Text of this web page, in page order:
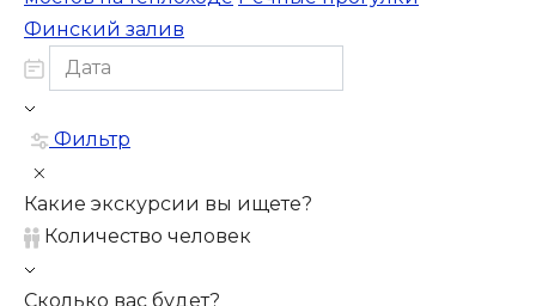
Финский залив
Фильтр
Какие экскурсии вы ищете?
Количество человек
Сколько вас будет?